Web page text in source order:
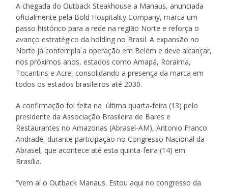
A chegada do Outback Steakhouse a Manaus, anunciada
oficialmente pela Bold Hospitality Company, marca um
passo histórico para a rede na região Norte e reforça o
avanço estratégico da holding no Brasil. A expansão no
Norte já contempla a operação em Belém e deve alcançar,
nos próximos anos, estados como Amapá, Roraima,
Tocantins e Acre, consolidando a presença da marca em
todos os estados brasileiros até 2030.
A confirmação foi feita na última quarta-feira (13) pelo
presidente da Associação Brasileira de Bares e
Restaurantes no Amazonas (Abrasel-AM), Antonio Franco
Andrade, durante participação no Congresso Nacional da
Abrasel, que acontece até esta quinta-feira (14) em
Brasília.
“Vem aí o Outback Manaus. Estou aqui no congresso da